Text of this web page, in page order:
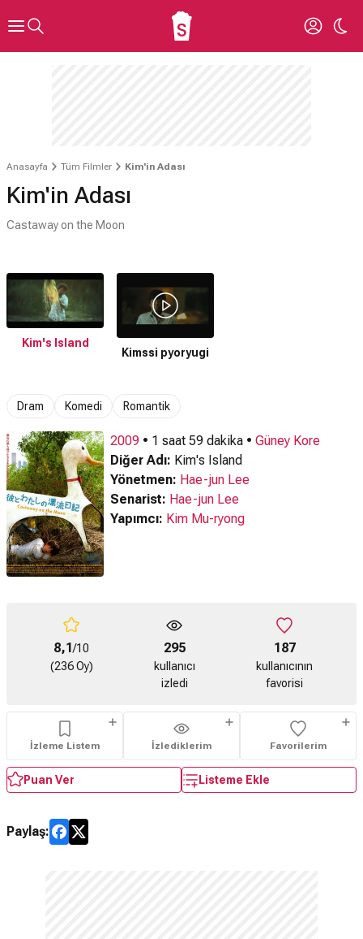
Anasayfa Tüm Filmler Kim'in Adası
Kim'in Adası
Castaway on the Moon
Kim's Island
Kimssi pyoryugi
Dram Komedi Romantik
2009 • 1 saat 59 dakika • Güney Kore
Diğer Adı: Kim's Island
Yönetmen: Hae-jun Lee
Senarist: Hae-jun Lee
Yapımcı: Kim Mu-ryong
8,1/10
(236 Oy)
295
kullanıcı
izledi
187
kullanıcının
favorisi
İzleme Listem İzlediklerim Favorilerim
Puan Ver Listeme Ekle
Paylaş: